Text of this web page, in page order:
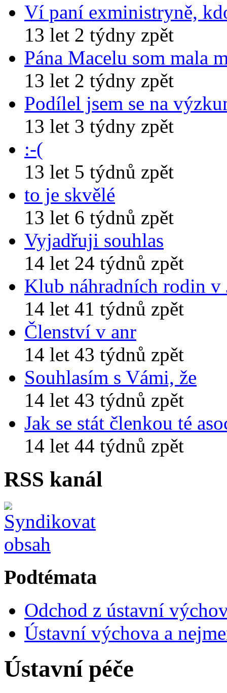
Ví paní exministryně,
13 let 2 týdny zpět
Pána Macelu som mala
13 let 2 týdny zpět
Podílel jsem se na
13 let 3 týdny zpět
:-(
13 let 5 týdnů zpět
to je skvělé
13 let 6 týdnů zpět
Vyjadřuji souhlas
14 let 24 týdnů zpět
Klub náhradních rodin v
14 let 41 týdnů zpět
Členství v anr
14 let 43 týdnů zpět
Souhlasím s Vámi, že
14 let 43 týdnů zpět
Jak se stát členkou té
14 let 44 týdnů zpět
RSS kanál
Podtémata
Odchod z ústavní
Ústavní výchova a
Ústavní péče